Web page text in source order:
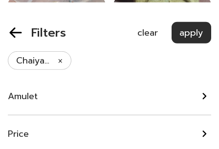
Filters clear apply
Chaiyaphum
Amulet
Price